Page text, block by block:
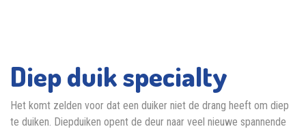
Diep duik specialty
Het komt zelden voor dat een duiker niet de drang heeft om diep
te duiken. Diepduiken opent de deur naar veel nieuwe spannende